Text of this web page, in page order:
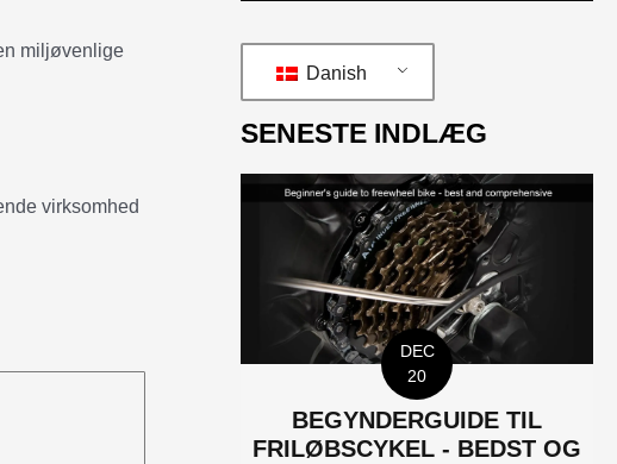
miljøvenlige
virksomhed
Danish
SENESTE INDLÆG
DEC
20
BEGYNDERGUIDE TIL
FRILØBSCYKEL - BEDST OG